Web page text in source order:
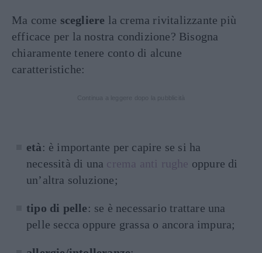
Ma come scegliere la crema rivitalizzante più
efficace per la nostra condizione? Bisogna
chiaramente tenere conto di alcune
caratteristiche:
età: è importante per capire se si ha
necessità di una crema anti rughe oppure di
un’altra soluzione;
tipo di pelle: se è necessario trattare una
pelle secca oppure grassa o ancora impura;